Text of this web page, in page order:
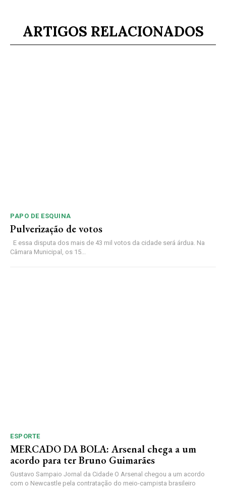
ARTIGOS RELACIONADOS
PAPO DE ESQUINA
Pulverização de votos
E essa disputa dos mais de 43 mil votos da cidade será árdua. Na
Câmara Municipal, os 15...
ESPORTE
MERCADO DA BOLA: Arsenal chega a um
acordo para ter Bruno Guimarães
Gustavo Sampaio Jornal da Cidade O Arsenal chegou a um acordo
com o Newcastle pela contratação do meio-campista brasileiro